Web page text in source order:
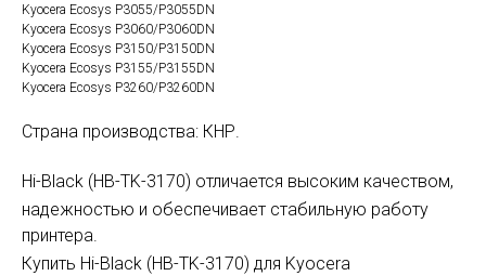
Kyocera Ecosys P3055/P3055DN
Kyocera Ecosys P3060/P3060DN
Kyocera Ecosys P3150/P3150DN
Kyocera Ecosys P3155/P3155DN
Kyocera Ecosys P3260/P3260DN
Страна производства: КНР.
Hi-Black (HB-TK-3170) отличается высоким качеством,
надежностью и обеспечивает стабильную работу
принтера.
Купить Hi-Black (HB-TK-3170) для Kyocera